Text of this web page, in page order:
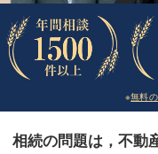
刑事弁護
交通事故
法律相談など（そ
※無料
相続の問題は，不動
刑事弁護
交通事故
法律相談など（そ